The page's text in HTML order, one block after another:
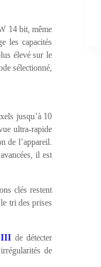
14 bit, même
les capacités
élevé sur le
sélectionné,
jusqu’à 10
ultra-rapide
de l’appareil.
il est
clés restent
tri des prises
IIIde détecter
de